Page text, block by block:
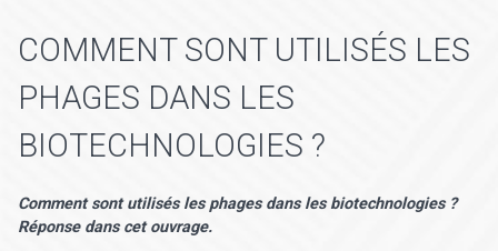
COMMENT SONT UTILISÉS LES
PHAGES DANS LES
BIOTECHNOLOGIES ?
Comment sont utilisés les phages dans les biotechnologies ?
Réponse dans cet ouvrage.